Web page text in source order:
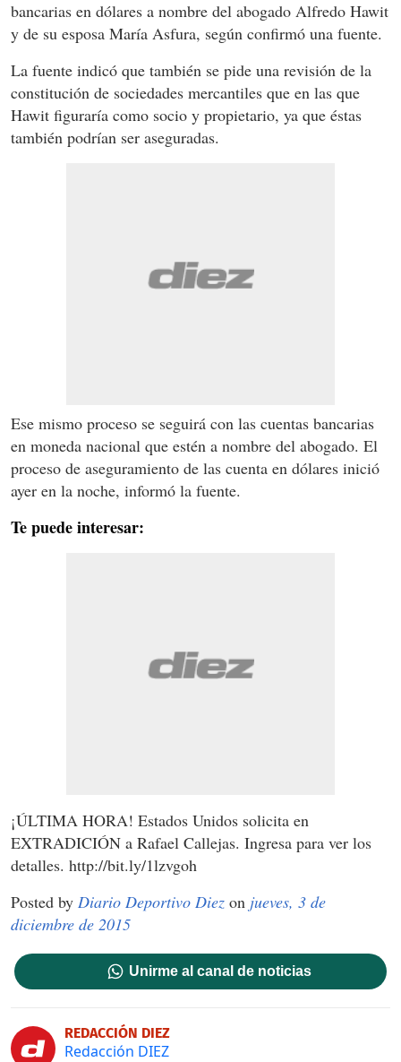
bancarias en dólares a nombre del abogado Alfredo Hawit
y de su esposa María Asfura, según confirmó una fuente.
La fuente indicó que también se pide una revisión de la
constitución de sociedades mercantiles que en las que
Hawit figuraría como socio y propietario, ya que éstas
también podrían ser aseguradas.
Ese mismo proceso se seguirá con las cuentas bancarias
en moneda nacional que estén a nombre del abogado. El
proceso de aseguramiento de las cuenta en dólares inició
ayer en la noche, informó la fuente.
Te puede interesar:
¡ÚLTIMA HORA! Estados Unidos solicita en
EXTRADICIÓN a Rafael Callejas. Ingresa para ver los
detalles. http://bit.ly/1lzvgoh
Posted by Diario Deportivo Diez on jueves, 3 de
diciembre de 2015
Unirme al canal de noticias
REDACCIÓN DIEZ
Redacción DIEZ